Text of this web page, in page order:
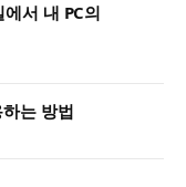
서 내 PC의
는 방법